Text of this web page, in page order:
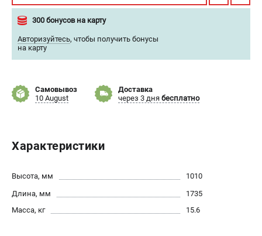
ПОДДЕРЖКА
Сервисный центр
Гарантия
ИНФОРМАЦИЯ
Способы оплаты
О бренде
300 бонусов на карту
Авторизуйтесь, чтобы получить бонусы
на карту
Самовывоз
10 August
Доставка
через 3 дня бесплатно
Характеристики
Высота, мм
1010
Длина, мм
1735
Масса, кг
15.6